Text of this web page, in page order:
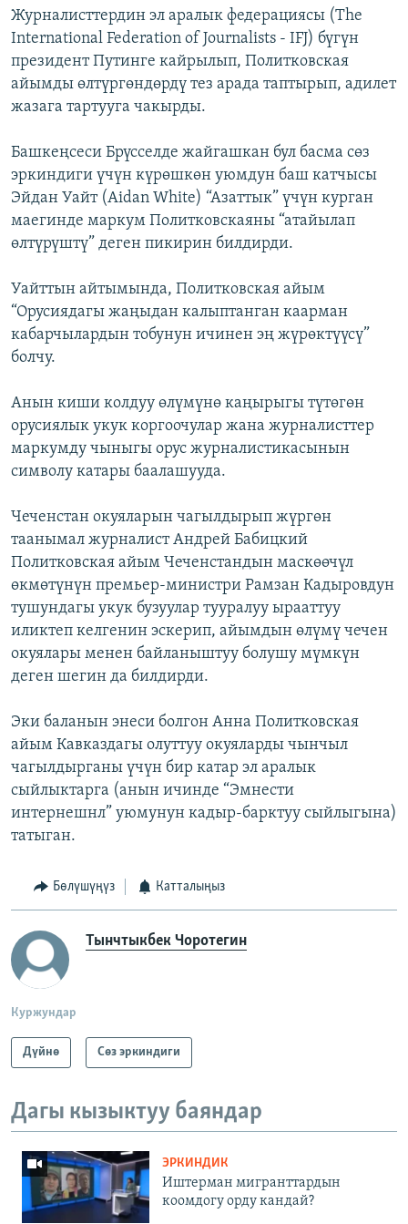
Журналисттердин эл аралык федерациясы (The
International Federation of Journalists - IFJ) бүгүн
президент Путинге кайрылып, Политковская
айымды өлтүргөндөрдү тез арада таптырып, адилет
жазага тартууга чакырды.
Башкеңсеси Брүсселде жайгашкан бул басма сөз
эркиндиги үчүн күрөшкөн уюмдун баш катчысы
Эйдан Уайт (Aidan White) “Азаттык” үчүн курган
маегинде маркум Политковскаяны “атайылап
өлтүрүштү” деген пикирин билдирди.
Уайттын айтымында, Политковская айым
“Орусиядагы жаңыдан калыптанган каарман
кабарчылардын тобунун ичинен эң жүрөктүүсү”
болчу.
Анын киши колдуу өлүмүнө каңырыгы түтөгөн
орусиялык укук коргоочулар жана журналисттер
маркумду чыныгы орус журналистикасынын
символу катары баалашууда.
Чеченстан окуяларын чагылдырып жүргөн
таанымал журналист Андрей Бабицкий
Политковская айым Чеченстандын маскөөчүл
өкмөтүнүн премьер-министри Рамзан Кадыровдун
тушундагы укук бузуулар тууралуу ырааттуу
иликтеп келгенин эскерип, айымдын өлүмү чечен
окуялары менен байланыштуу болушу мүмкүн
деген шегин да билдирди.
Эки баланын энеси болгон Анна Политковская
айым Кавказдагы олуттуу окуяларды чынчыл
чагылдырганы үчүн бир катар эл аралык
сыйлыктарга (анын ичинде “Эмнести
интернешнл” уюмунун кадыр-барктуу сыйлыгына)
татыган.
Бөлүшүңүз Катталыңыз
Тынчтыкбек Чоротегин
Куржундар
Дүйнө Сөз эркиндиги
Дагы кызыктуу баяндар
ЭРКИНДИК
Иштерман мигранттардын
коомдогу орду кандай?